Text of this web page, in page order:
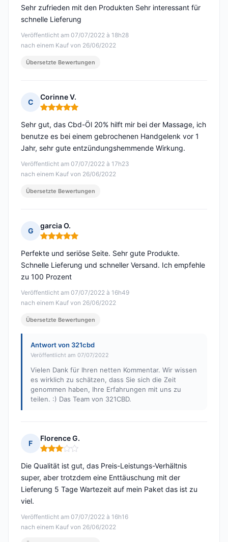
Veröffentlicht am 07/07/2022 à 18h28
nach einem Kauf von 26/06/2022
Sehr zufrieden mit den Produkten Sehr interessant für
schnelle Lieferung
Übersetzte Bewertungen
C
Corinne V.
Hinweis: 5 von 5
Veröffentlicht am 07/07/2022 à 17h23
nach einem Kauf von 26/06/2022
Sehr gut, das Cbd-Öl 20% hilft mir bei der Massage, ich
benutze es bei einem gebrochenen Handgelenk vor 1
Jahr, sehr gute entzündungshemmende Wirkung.
Übersetzte Bewertungen
G
garcia O.
Hinweis: 5 von 5
Veröffentlicht am 07/07/2022 à 16h49
nach einem Kauf von 26/06/2022
Perfekte und seriöse Seite. Sehr gute Produkte.
Schnelle Lieferung und schneller Versand. Ich empfehle
zu 100 Prozent
Übersetzte Bewertungen
Antwort von 321cbd
Veröffentlicht am 07/07/2022
Vielen Dank für Ihren netten Kommentar. Wir wissen
es wirklich zu schätzen, dass Sie sich die Zeit
genommen haben, Ihre Erfahrungen mit uns zu
teilen. :) Das Team von 321CBD.
F
Florence G.
Hinweis: 3 von 5
Veröffentlicht am 07/07/2022 à 16h16
nach einem Kauf von 26/06/2022
Die Qualität ist gut, das Preis-Leistungs-Verhältnis
super, aber trotzdem eine Enttäuschung mit der
Lieferung 5 Tage Wartezeit auf mein Paket das ist zu
viel.